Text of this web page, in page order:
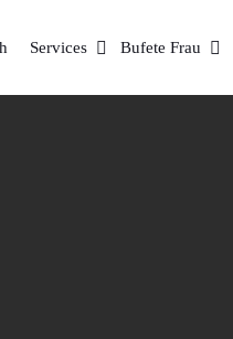
Services Bufete Frau